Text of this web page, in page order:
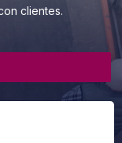
clientes.